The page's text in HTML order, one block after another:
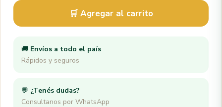
🛒 Agregar al carrito
🚚 Envíos a todo el país
Rápidos y seguros
💬 ¿Tenés dudas?
Consultanos por WhatsApp